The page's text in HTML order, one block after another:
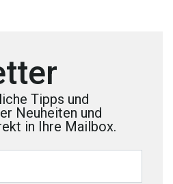
Tipps und
Neuheiten und
in Ihre Mailbox.